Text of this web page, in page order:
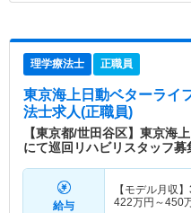
理学療法士 正職員
東京海上日動ベターライ
法士求人(正職員)
【東京都/世田谷区】東京海
にて巡回リハビリスタッフ募
給与
【モデル月収】
422万円～450